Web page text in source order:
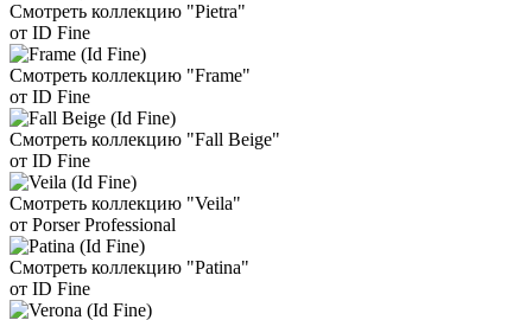
Смотреть коллекцию "Pietra"
от ID Fine
Смотреть коллекцию "Frame"
от ID Fine
Смотреть коллекцию "Fall Beige"
от ID Fine
Смотреть коллекцию "Veila"
от Porser Professional
Смотреть коллекцию "Patina"
от ID Fine